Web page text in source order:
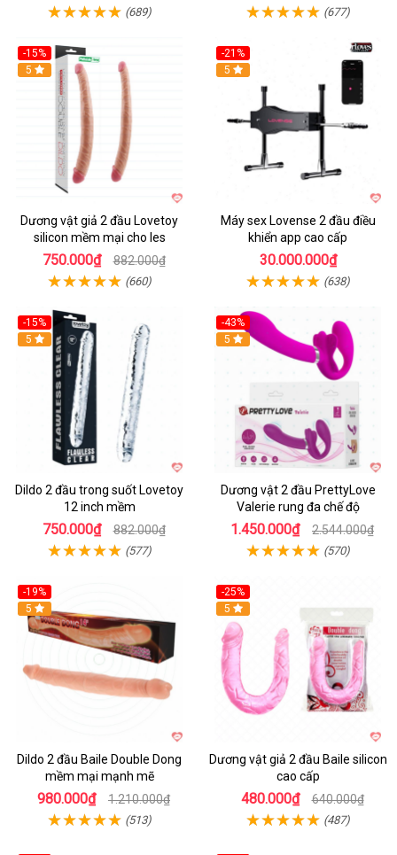
(689) (677)
-15%
Hot
5
Dương vật giả 2 đầu Lovetoy
silicon mềm mại cho les
750.000₫ 882.000₫
(660)
-21%
Hot
5
Máy sex Lovense 2 đầu điều
khiển app cao cấp
30.000.000₫
(638)
-15%
5
Dildo 2 đầu trong suốt Lovetoy
12 inch mềm
750.000₫ 882.000₫
(577)
-43%
5
Dương vật 2 đầu PrettyLove
Valerie rung đa chế độ
1.450.000₫ 2.544.000₫
(570)
-19%
Hot
5
Dildo 2 đầu Baile Double Dong
mềm mại mạnh mẽ
980.000₫ 1.210.000₫
(513)
-25%
5
Dương vật giả 2 đầu Baile silicon
cao cấp
480.000₫ 640.000₫
(487)